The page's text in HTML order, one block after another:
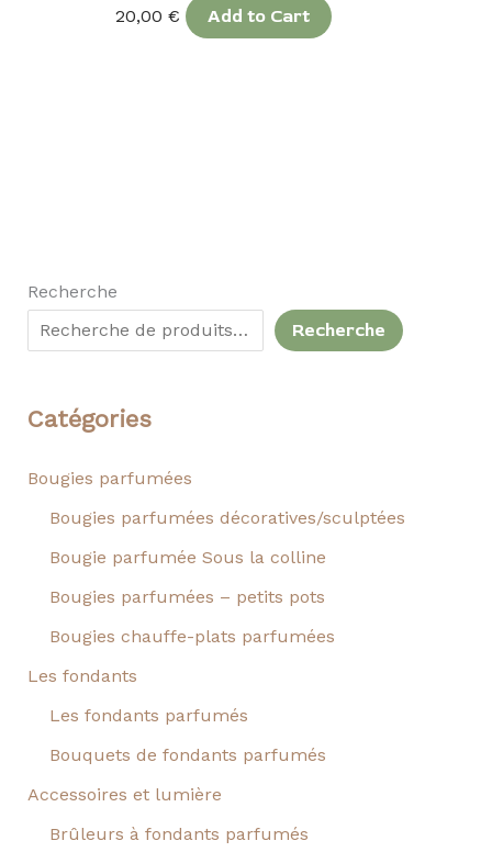
20,00 € Add to Cart
Recherche
Recherche
Catégories
Bougies parfumées
Bougies parfumées décoratives/sculptées
Bougie parfumée Sous la colline
Bougies parfumées – petits pots
Bougies chauffe-plats parfumées
Les fondants
Les fondants parfumés
Bouquets de fondants parfumés
Accessoires et lumière
Brûleurs à fondants parfumés